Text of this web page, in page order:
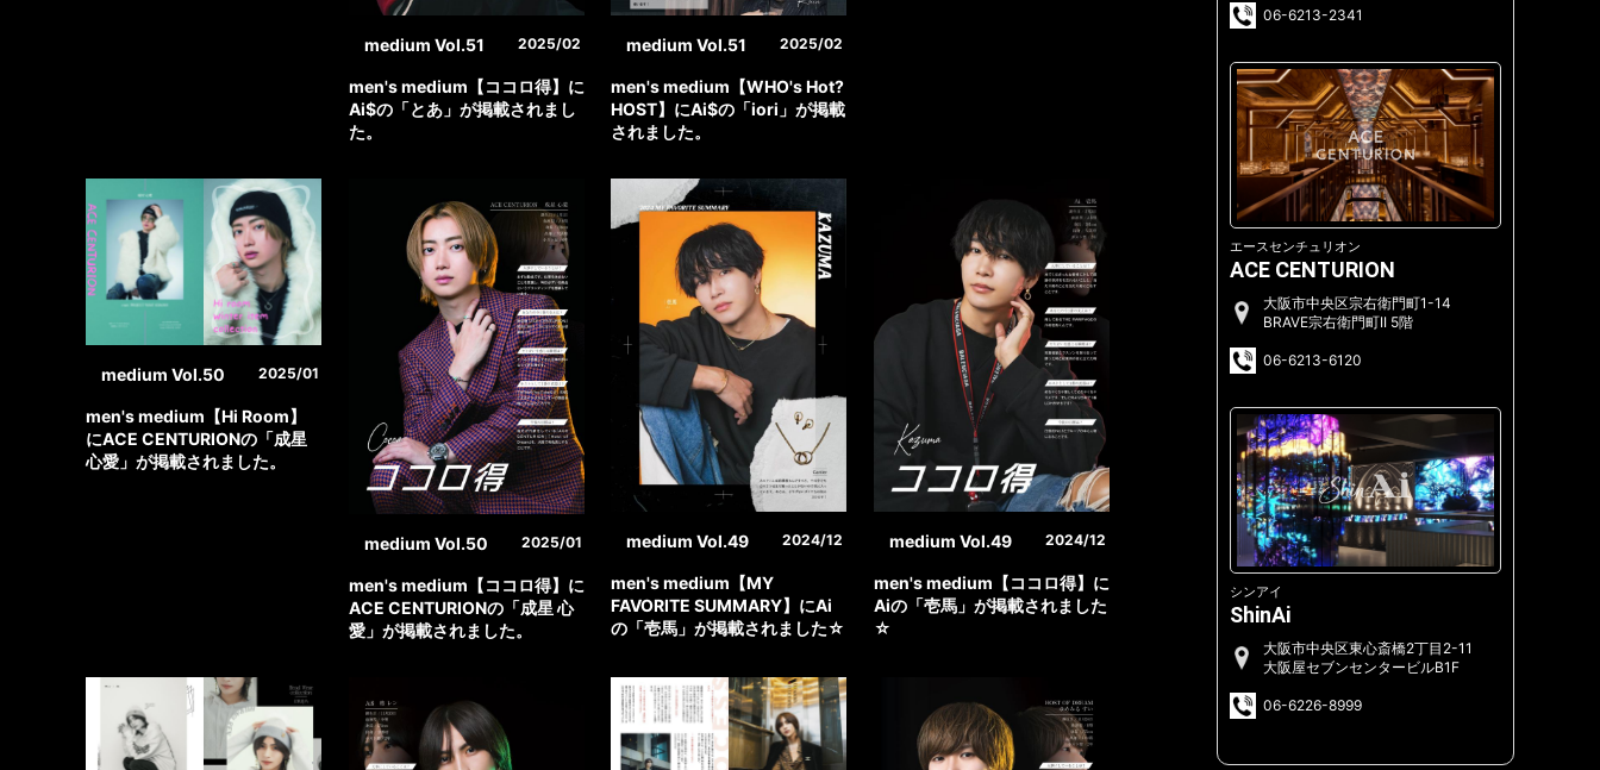
medium Vol.51 2025/02
men's medium【ココロ得】に
Ai$の「とあ」が掲載されまし
た。
medium Vol.51 2025/02
men's medium【WHO's Hot?
HOST】にAi$の「iori」が掲載
されました。
medium Vol.50 2025/01
men's medium【Hi Room】
にACE CENTURIONの「成星
心愛」が掲載されました。
medium Vol.50 2025/01
men's medium【ココロ得】に
ACE CENTURIONの「成星 心
愛」が掲載されました。
medium Vol.49 2024/12
men's medium【MY
FAVORITE SUMMARY】にAi
の「壱馬」が掲載されました☆
medium Vol.49 2024/12
men's medium【ココロ得】に
Aiの「壱馬」が掲載されました
☆
06-6213-2341
エースセンチュリオン
ACE CENTURION
大阪市中央区宗右衛門町1-14
BRAVE宗右衛門町II 5階
06-6213-6120
シンアイ
ShinAi
大阪市中央区東心斎橋2丁目2-11
大阪屋セブンセンタービルB1F
06-6226-8999